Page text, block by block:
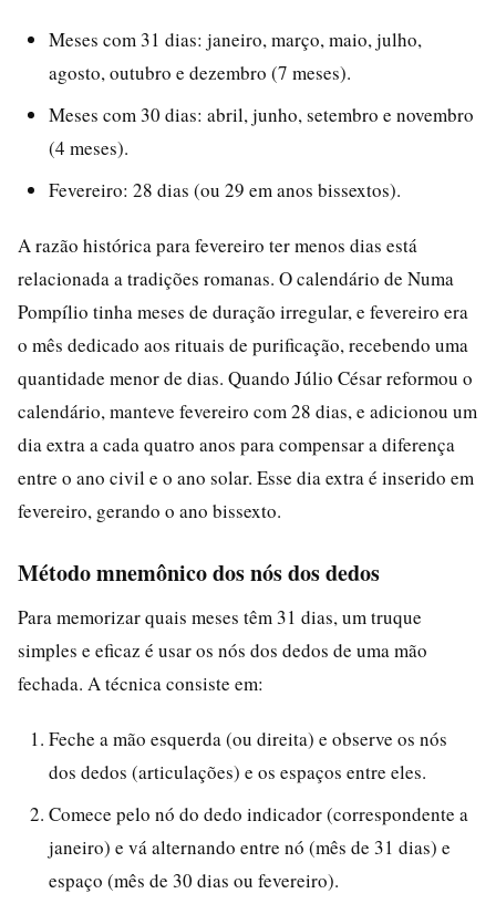
Meses com 31 dias: janeiro, março, maio, julho,
agosto, outubro e dezembro (7 meses).
Meses com 30 dias: abril, junho, setembro e novembro
(4 meses).
Fevereiro: 28 dias (ou 29 em anos bissextos).
A razão histórica para fevereiro ter menos dias está
relacionada a tradições romanas. O calendário de Numa
Pompílio tinha meses de duração irregular, e fevereiro era
o mês dedicado aos rituais de purificação, recebendo uma
quantidade menor de dias. Quando Júlio César reformou o
calendário, manteve fevereiro com 28 dias, e adicionou um
dia extra a cada quatro anos para compensar a diferença
entre o ano civil e o ano solar. Esse dia extra é inserido em
fevereiro, gerando o ano bissexto.
Método mnemônico dos nós dos dedos
Para memorizar quais meses têm 31 dias, um truque
simples e eficaz é usar os nós dos dedos de uma mão
fechada. A técnica consiste em:
Feche a mão esquerda (ou direita) e observe os nós
dos dedos (articulações) e os espaços entre eles.
Comece pelo nó do dedo indicador (correspondente a
janeiro) e vá alternando entre nó (mês de 31 dias) e
espaço (mês de 30 dias ou fevereiro).